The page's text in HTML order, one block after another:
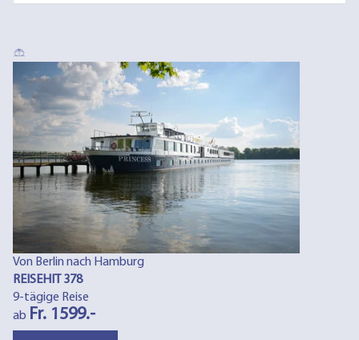
Von Berlin nach Hamburg
REISEHIT 378
9-tägige Reise
ab Fr. 1599.-